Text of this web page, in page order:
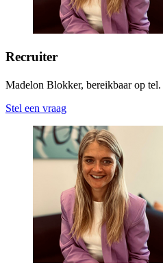
Recruiter
Madelon Blokker, bereikbaar op tel.
Stel een vraag